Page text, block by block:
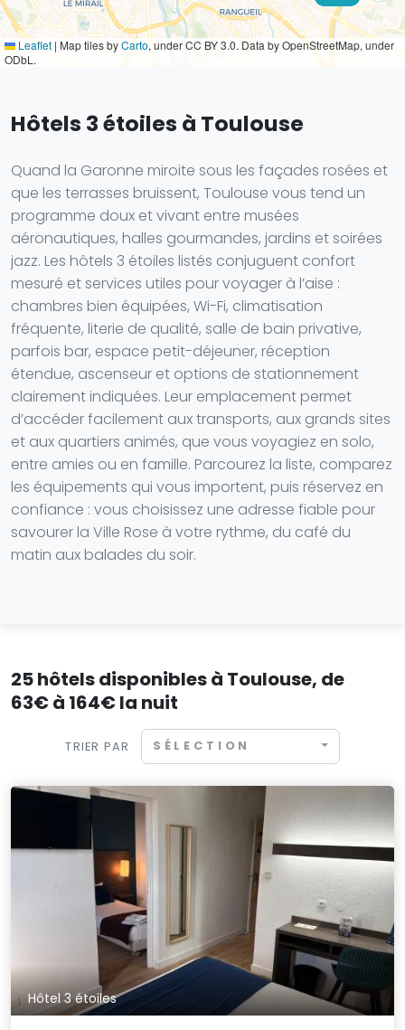
Leaflet | Map tiles byCarto, under CC BY 3.0. Data by OpenStreetMap, under
ODbL.
Hôtels 3 étoiles à Toulouse
Quand la Garonne miroite sous les façades rosées et
que les terrasses bruissent, Toulouse vous tend un
programme doux et vivant entre musées
aéronautiques, halles gourmandes, jardins et soirées
jazz. Les hôtels 3 étoiles listés conjuguent confort
mesuré et services utiles pour voyager à l’aise :
chambres bien équipées, Wi-Fi, climatisation
fréquente, literie de qualité, salle de bain privative,
parfois bar, espace petit-déjeuner, réception
étendue, ascenseur et options de stationnement
clairement indiquées. Leur emplacement permet
d’accéder facilement aux transports, aux grands sites
et aux quartiers animés, que vous voyagiez en solo,
entre amies ou en famille. Parcourez la liste, comparez
les équipements qui vous importent, puis réservez en
confiance : vous choisissez une adresse fiable pour
savourer la Ville Rose à votre rythme, du café du
matin aux balades du soir.
25 hôtels disponibles à Toulouse, de
63€ à 164€ la nuit
TRIER PAR SÉLECTION
Hôtel 3 étoiles